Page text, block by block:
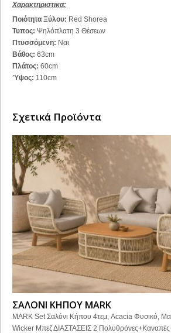
Χαρακτηριστικα:
Ποιότητα Ξύλου: Red Shorea
Τυπος: Ψηλόπλατη 3 Θέσεων
Πτυσσόμενη: Ναι
Βάθος: 63cm
Πλάτος: 60cm
Ύψος: 110cm
Σχετικά Προϊόντα
ΣΑΛΟΝΙ ΚΗΠΟΥ MARK
MARK Set Σαλόνι Κήπου 4τεμ, Acacia Φυσικό,
Wicker Μπεζ ΔΙΑΣΤΑΣΕΙΣ 2